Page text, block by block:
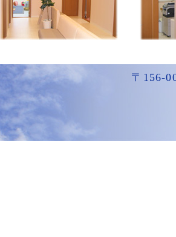
よろしくお願いいたします。
連携体制に関する以下の事項について施設基準
等システムにより取得した診療情報等を活用し
を促進する等、医療DXを通じて質の高い医療
区分・項目の名称及び点数を記載した詳細な明
〒156-